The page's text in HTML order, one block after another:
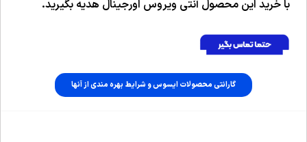
با خرید این محصول آنتی ویروس اورجینال هدیه بگیرید.
گارانتی محصولات ایسوس و شرایط بهره مندی از آنها